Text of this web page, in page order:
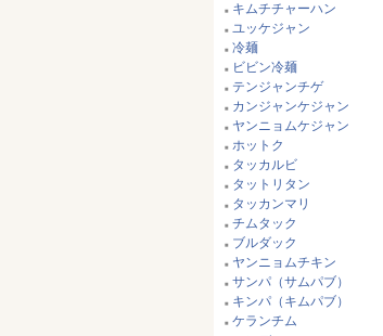
■ キムチチャーハン
■ ユッケジャン
■ 冷麺
■ ビビン冷麺
■ テンジャンチゲ
■ カンジャンケジャン
■ ヤンニョムケジャン
■ ホットク
■ タッカルビ
■ タットリタン
■ タッカンマリ
■ チムタック
■ ブルダック
■ ヤンニョムチキン
■ サンパ（サムパブ）
■ キンパ（キムパブ）
■ ケランチム